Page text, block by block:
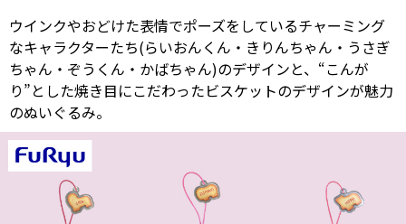
ウインクやおどけた表情でポーズをしているチャーミング
なキャラクターたち(らいおんくん・きりんちゃん・うさぎ
ちゃん・ぞうくん・かばちゃん)のデザインと、“こんが
り”とした焼き目にこだわったビスケットのデザインが魅力
のぬいぐるみ。